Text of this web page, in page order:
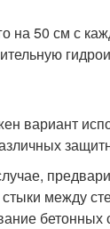
на 50 см с
вариант
между
бетонных